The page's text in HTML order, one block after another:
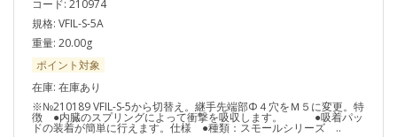
コード: 210974
規格: VFIL-S-5A
重量: 20.00g
ポイント対象
在庫: 在庫あり
※№210189 VFIL-S-5から切替え。継手先端部Φ４穴をＭ５に変更。特
徴 ●内臓のスプリングによって衝撃を吸収します。 ●吸着パッ
ドの装着が簡単に行えます。仕様 ●種類：スモールシリーズ ..